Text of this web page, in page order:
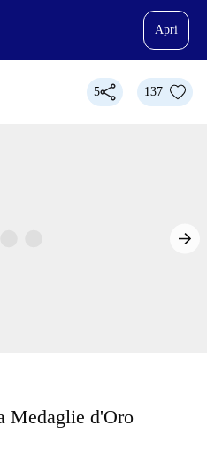
Apri
5 137
Medaglie d'Oro